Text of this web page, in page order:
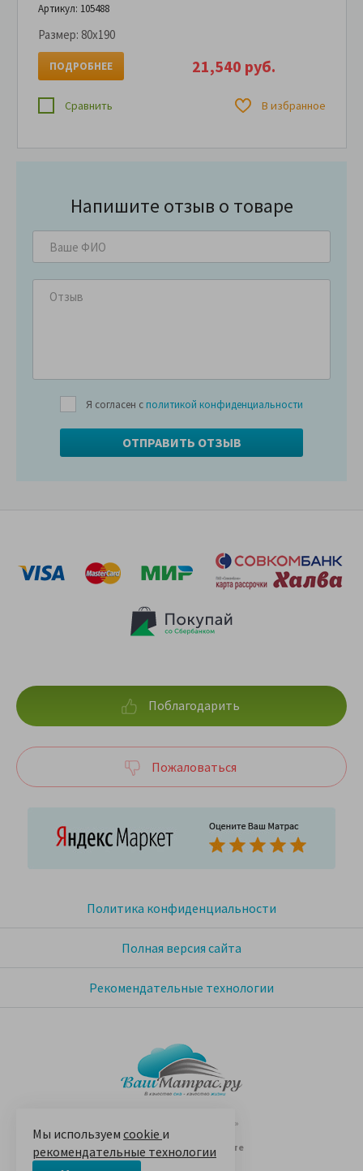
Артикул: 105488
Размер: 80x190
21,540 руб.
ПОДРОБНЕЕ
Сравнить В избранное
Напишите отзыв о товаре
Я согласен с политикой конфиденциальности
© 2005-2026 «Ваш матрас»
14 лет на Яндекс.Маркете
Политика конфиденциальности
Полная версия сайта
Рекомендательные технологии
Поблагодарить
Пожаловаться
Мы используем cookie и
рекомендательные технологии